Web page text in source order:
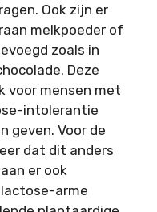
Ook zijn er
melkpoeder of
zoals in
Deze
voor mensen met
intolerantie
geven. Voor de
dat dit anders
er ook
arme